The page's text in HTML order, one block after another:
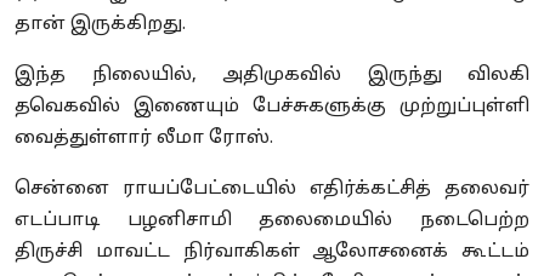
தான் இருக்கிறது.
இந்த நிலையில், அதிமுகவில் இருந்து விலகி
தவெகவில் இணையும் பேச்சுகளுக்கு முற்றுப்புள்ளி
வைத்துள்ளார் லீமா ரோஸ்.
சென்னை ராயப்பேட்டையில் எதிர்க்கட்சித் தலைவர்
எடப்பாடி பழனிசாமி தலைமையில் நடைபெற்ற
திருச்சி மாவட்ட நிர்வாகிகள் ஆலோசனைக் கூட்டம்